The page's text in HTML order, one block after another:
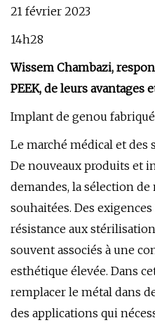
21 février 2023
14h28
Wissem Chambazi,
PEEK, de leurs avantages
Implant de genou fabriqué
Le marché médical et des
De nouveaux produits et
demandes, la sélection
souhaitées. Des
résistance aux
souvent associés à une
esthétique élevée. Dans
remplacer le métal dans
des applications qui